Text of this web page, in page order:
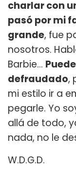
charlar con
pasó por mi
grande, fue
nosotros.
Barbie...
defraudado,
mi estilo ir a
pegarle. Yo
allá de todo,
nada, no le
W.D.G.D.